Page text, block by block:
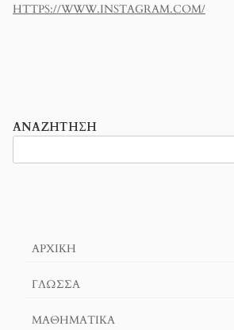
HTTPS://WWW.INSTAGRAM.COM/
ΑΝΑΖΉΤΗΣΗ
ΑΡΧΙΚΉ
ΓΛΏΣΣΑ
ΜΑΘΗΜΑΤΙΚΆ